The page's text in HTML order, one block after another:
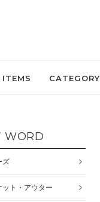
ITEMS CATEGORY
WORD
ズ
ット・アウター